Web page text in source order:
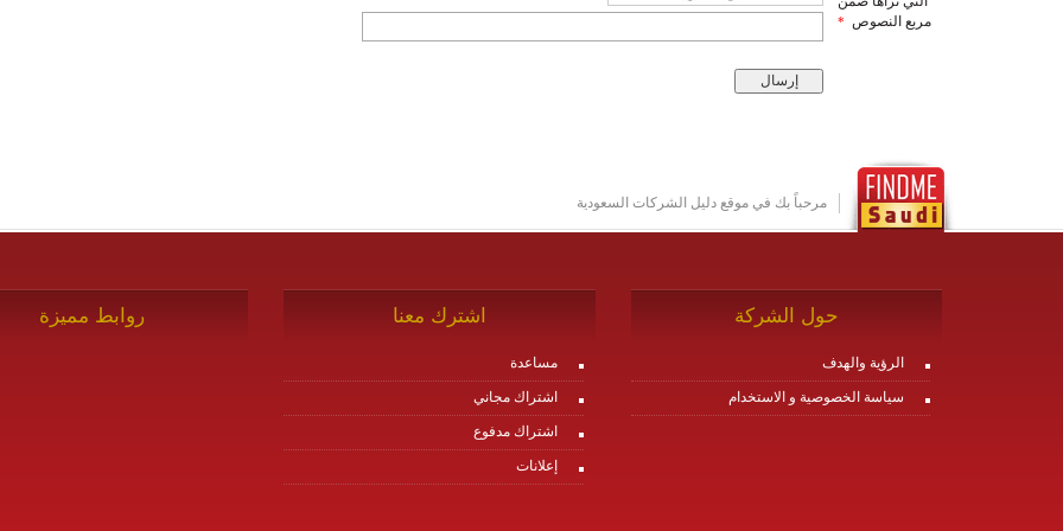
مربع النصوص *
مرحباً بك في موقع دليل الشركات السعودية
حول الشركة
الرؤية والهدف
سياسة الخصوصية و الاستخدام
اشترك معنا
مساعدة
اشتراك مجاني
اشتراك مدفوع
إعلانات
روابط مميزة